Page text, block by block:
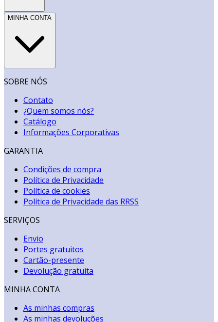
MINHA CONTA
SOBRE NÓS
Contato
¿Quem somos nós?
Catálogo
Informações Corporativas
GARANTIA
Condições de compra
Política de Privacidade
Política de cookies
Política de Privacidade das RRSS
SERVIÇOS
Envio
Portes gratuitos
Cartão-presente
Devolução gratuita
MINHA CONTA
As minhas compras
As minhas devoluções